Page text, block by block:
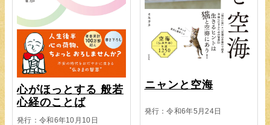
心がほっとする 般若
心経のことば
発行：令和6年10月10日
ニャンと空海
発行：令和6年5月24日